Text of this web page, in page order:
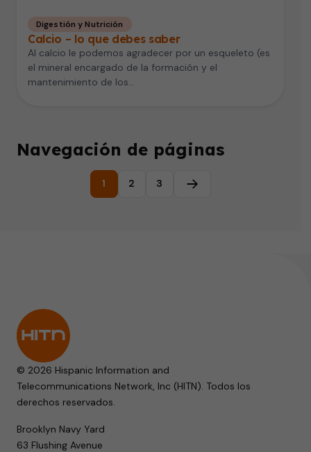
Digestión y Nutrición
Calcio – lo que debes saber
Al calcio le podemos agradecer por un esqueleto (es
el mineral encargado de la formación y el
mantenimiento de los…
Navegación de páginas
1 2 3 Página siguiente
© 2026 Hispanic Information and
Telecommunications Network, Inc (HITN). Todos los
derechos reservados.
Brooklyn Navy Yard
63 Flushing Avenue